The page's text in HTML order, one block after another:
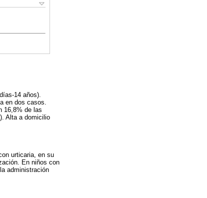
14 años).
en dos casos.
16,8% de las
Alta a domicilio
urticaria, en su
En niños con
administración